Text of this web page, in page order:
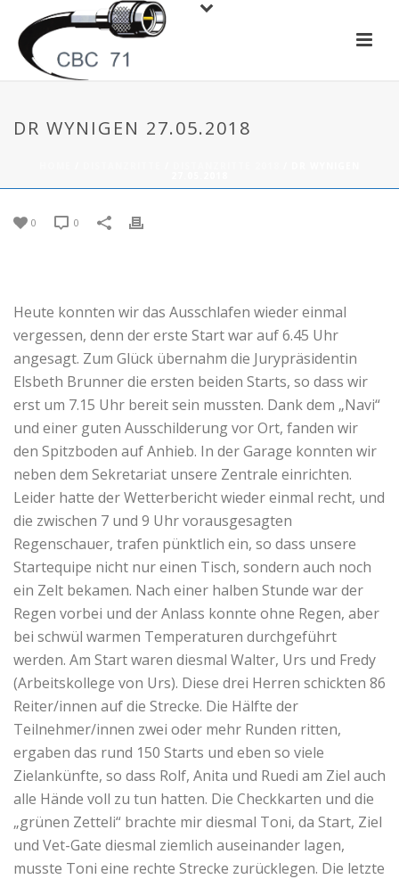
DR WYNIGEN 27.05.2018
0 0
Heute konnten wir das Ausschlafen wieder einmal
vergessen, denn der erste Start war auf 6.45 Uhr
angesagt. Zum Glück übernahm die Jurypräsidentin
Elsbeth Brunner die ersten beiden Starts, so dass wir
erst um 7.15 Uhr bereit sein mussten. Dank dem „Navi“
und einer guten Ausschilderung vor Ort, fanden wir
den Spitzboden auf Anhieb. In der Garage konnten wir
neben dem Sekretariat unsere Zentrale einrichten.
Leider hatte der Wetterbericht wieder einmal recht, und
die zwischen 7 und 9 Uhr vorausgesagten
Regenschauer, trafen pünktlich ein, so dass unsere
Startequipe nicht nur einen Tisch, sondern auch noch
ein Zelt bekamen. Nach einer halben Stunde war der
Regen vorbei und der Anlass konnte ohne Regen, aber
bei schwül warmen Temperaturen durchgeführt
werden. Am Start waren diesmal Walter, Urs und Fredy
(Arbeitskollege von Urs). Diese drei Herren schickten 86
Reiter/innen auf die Strecke. Die Hälfte der
Teilnehmer/innen zwei oder mehr Runden ritten,
ergaben das rund 150 Starts und eben so viele
Zielankünfte, so dass Rolf, Anita und Ruedi am Ziel auch
alle Hände voll zu tun hatten. Die Checkkarten und die
„grünen Zetteli“ brachte mir diesmal Toni, da Start, Ziel
und Vet-Gate diesmal ziemlich auseinander lagen,
musste Toni eine rechte Strecke zurücklegen. Die letzte